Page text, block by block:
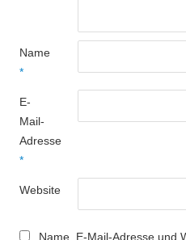
Name
*
E-
Mail-
Adresse
*
Website
Name, E-Mail-Adresse und